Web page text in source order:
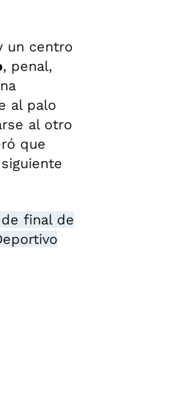
un centro
, penal,
al palo
al otro
que
final de